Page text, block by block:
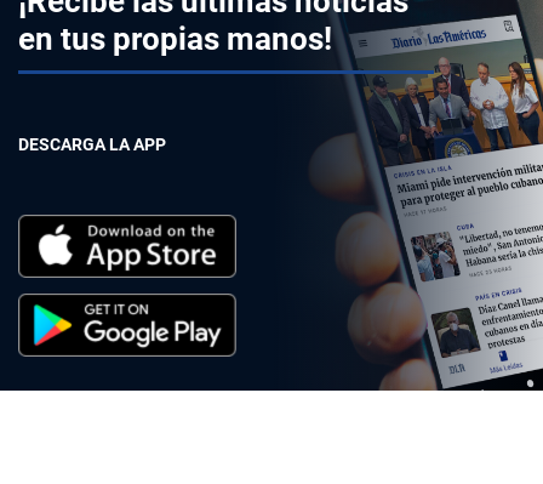
en tus propias manos!
DESCARGA LA APP